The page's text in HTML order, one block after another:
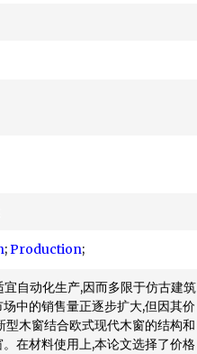
;Production;
自动化生产,因而多限于仿古建筑
中的销售量正逐步扩大,但因其价
木窗结合欧式现代木窗的结构和
在材料使用上,本论文选择了价格